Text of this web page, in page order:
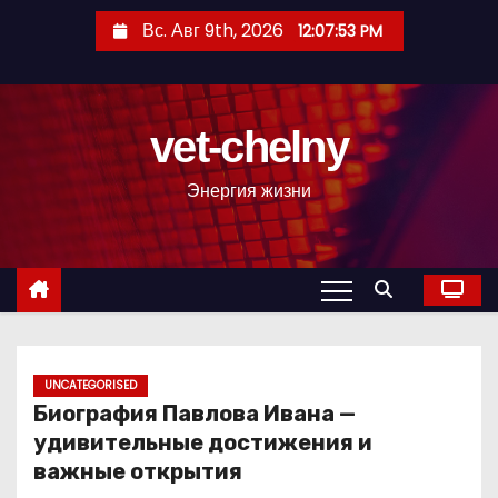
с
Вс. Авг 9th, 2026 12:07:54 PM
vet-chelny
Энергия жизни
UNCATEGORISED
Биография Павлова Ивана —
удивительные достижения и
важные открытия